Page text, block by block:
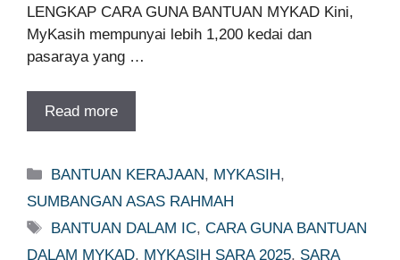
LENGKAP CARA GUNA BANTUAN MYKAD Kini,
MyKasih mempunyai lebih 1,200 kedai dan
pasaraya yang …
Read more
Categories
BANTUAN KERAJAAN, MYKASIH,
SUMBANGAN ASAS RAHMAH
Tags
BANTUAN DALAM IC,CARA GUNA BANTUAN
DALAM MYKAD, MYKASIH SARA 2025, SARA